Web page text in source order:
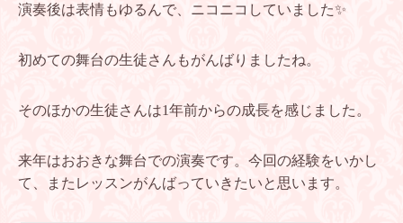
演奏後は表情もゆるんで、ニコニコしていました✨
初めての舞台の生徒さんもがんばりましたね。
そのほかの生徒さんは1年前からの成長を感じました。
来年はおおきな舞台での演奏です。今回の経験をいかし
て、またレッスンがんばっていきたいと思います。